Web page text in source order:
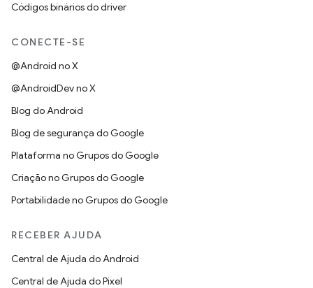
Códigos binários do driver
CONECTE-SE
@Android no X
@AndroidDev no X
Blog do Android
Blog de segurança do Google
Plataforma no Grupos do Google
Criação no Grupos do Google
Portabilidade no Grupos do Google
RECEBER AJUDA
Central de Ajuda do Android
Central de Ajuda do Pixel